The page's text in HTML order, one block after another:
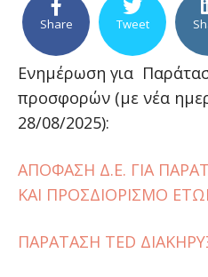
Share Tweet
Ενημέρωση για
προσφορών (με νέα
28/08/2025):
ΑΠΟΦΑΣΗ Δ.Ε. ΓΙΑ
ΚΑΙ ΠΡΟΣΔΙΟΡΙΣΜΟ
ΠΑΡΑΤΑΣΗ TED